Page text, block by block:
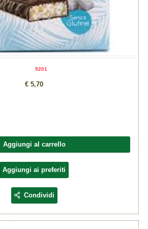
9201
€ 5,70
Aggiungi al carrello
Aggiungi ai preferiti
Condividi